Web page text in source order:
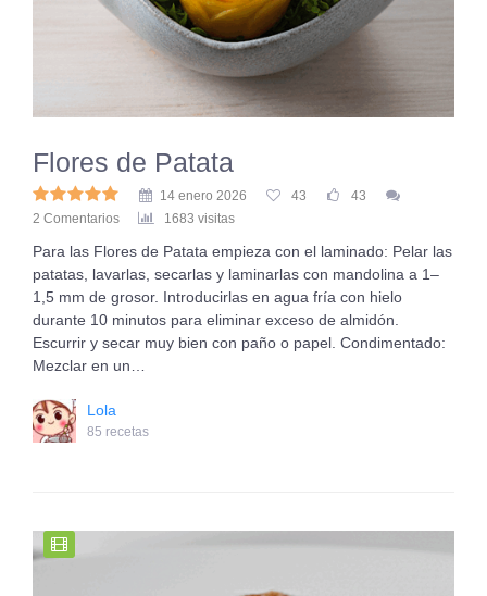
Flores de Patata
14 enero 2026 43
43
2 Comentarios
1683 visitas
Para las Flores de Patata empieza con el laminado: Pelar las
patatas, lavarlas, secarlas y laminarlas con mandolina a 1–
1,5 mm de grosor. Introducirlas en agua fría con hielo
durante 10 minutos para eliminar exceso de almidón.
Escurrir y secar muy bien con paño o papel. Condimentado:
Mezclar en un…
Lola
85 recetas